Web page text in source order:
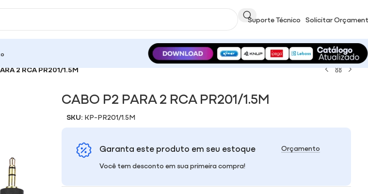
Suporte Técnico Solicitar
2 RCA PR201/1.5M
CABO P2 PARA 2 RCA PR201/1.5M
SKU: KP-PR201/1.5M
Garanta este produto em seu estoque
Você tem desconto em sua primeira compra!
Orçamento